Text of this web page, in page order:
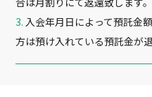
入会年月日によって預託金
方は預け入れている預託金が